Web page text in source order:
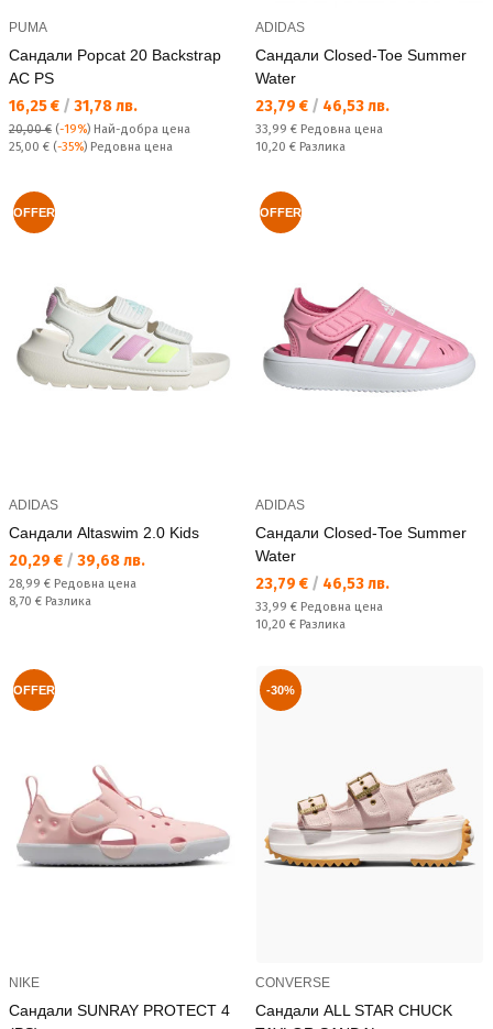
PUMA
Сандали Popcat 20 Backstrap
AC PS
Текуща цена:
16,25 € / 31,78 лв.
20,00 € (-19%) Най-добра цена
Редовна цена:
25,00 € (-35%) Редовна цена
ADIDAS
Сандали Closed-Toe Summer
Water
Текуща цена:
23,79 € / 46,53 лв.
Редовна цена:
33,99 € Редовна цена
Спестявате:
10,20 € Разлика
OFFER
ADIDAS
Сандали Altaswim 2.0 Kids
Текуща цена:
20,29 € / 39,68 лв.
Редовна цена:
28,99 € Редовна цена
Спестявате:
8,70 € Разлика
OFFER
ADIDAS
Сандали Closed-Toe Summer
Water
Текуща цена:
23,79 € / 46,53 лв.
Редовна цена:
33,99 € Редовна цена
Спестявате:
10,20 € Разлика
OFFER
NIKE
Сандали SUNRAY PROTECT 4
-30%
CONVERSE
Сандали ALL STAR CHUCK